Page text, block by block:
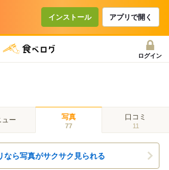
インストール アプリで開く
ログイン
ュー 写真
77
口コミ
11
なら写真がサクサク見られる